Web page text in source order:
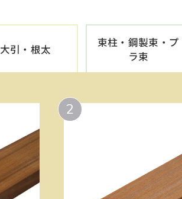
大引・根太
束柱・鋼製束・プ
ラ束
2